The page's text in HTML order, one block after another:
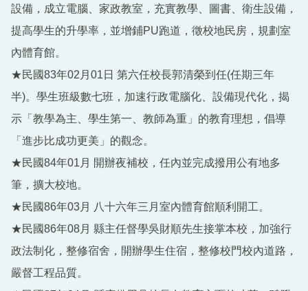
設備，成立電腦、家政教室，充實教學、圖書、衛生設備，
提高學生的升學率，並增鋪PU跑道，徵校地民房，規劃室
內體育館。
★民國83年02月01日 第六任校長郭清榮到任(任期三年
半)。學生班級數七班，加速行政電腦化、設備現代化，揭
示「教學為主、學生第一、教師為重」的教育理想，倡導
「進步比成功更美」的觀念。
★民國84年01月 開辦夜補校，任內並完成撥用公有地多
筆，擴大校地。
★民國86年03月 八十六年三月室內體育館順利開工。
★民國86年08月 縣主任督學吳財順先生接掌本校，加強行
政法制化，整修宿舍，開辦學生住宿，整修校門校內道路，
嚴督工程品質。